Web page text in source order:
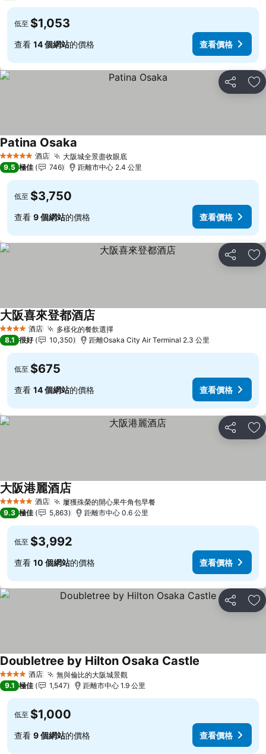
低至 $1,053
查看 14 個網站的價格 查看價格
分享 放
5 星級 酒店 大阪城全景盡收眼底
Patina Osaka
9.5 極佳 746 距離市中心 2.4 公里
低至 $3,750
查看 9 個網站的價格 查看價格
分享 放
4 星級 酒店 多樣化的餐飲選擇
大阪喜來登都酒店
8.1 很好 10,350 距離Osaka City Air Terminal 2.3 公里
低至 $675
查看 14 個網站的價格 查看價格
分享 放
5 星級 酒店 屢獲殊榮的開心果牛角包早餐
大阪港麗酒店
9.3 極佳 5,863 距離市中心 0.6 公里
低至 $3,992
查看 10 個網站的價格 查看價格
分享 放
4 星級 酒店 無與倫比的大阪城景觀
Doubletree by Hilton Osaka Castle
9.1 極佳 1,547 距離市中心 1.9 公里
低至 $1,000
查看 9 個網站的價格 查看價格